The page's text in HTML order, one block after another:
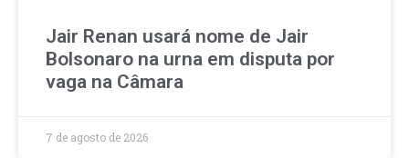
Jair Renan usará nome de Jair
Bolsonaro na urna em disputa por
vaga na Câmara
7 de agosto de 2026